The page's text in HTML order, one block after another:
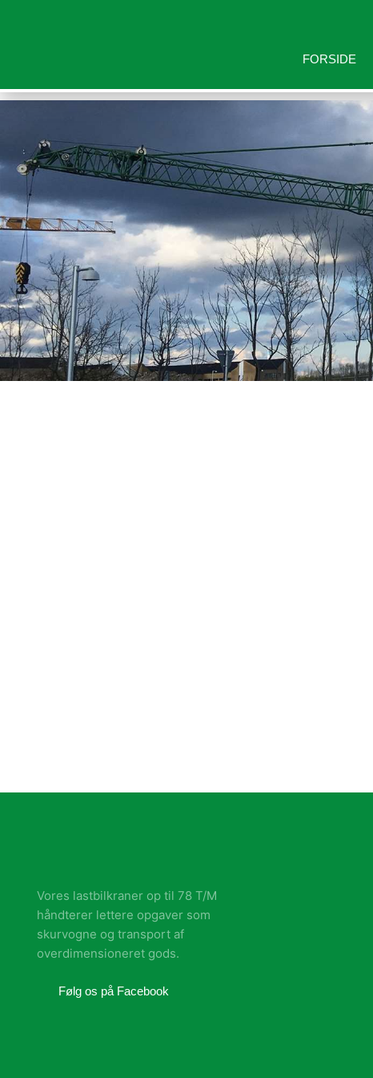
FORSIDE
Vores lastbilkraner op til 78 T/M
håndterer lettere opgaver som
skurvogne og transport af
overdimensioneret gods.
​Følg os på Facebook